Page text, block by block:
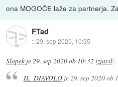
ona MOGOČE laže za partnerja.
FTad
::29. sep 2020, 10:35
Slopek je29. sep 2020 ob 10:32 izjavil:
IL_DIAVOLOje29. sep 2020 ob